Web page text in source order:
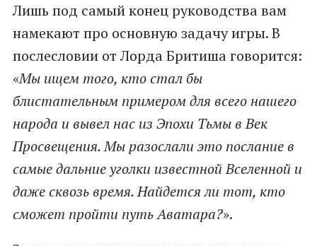
Лишь под самый конец руководства вам
намекают про основную задачу игры. В
послесловии от Лорда Бритиша говорится:
«Мы ищем того, кто стал бы
блистательным примером для всего нашего
народа и вывел нас из Эпохи Тьмы в Век
Просвещения. Мы разослали это послание в
самые дальние уголки известной Вселенной и
даже сквозь время. Найдется ли тот, кто
сможет пройти путь Аватара?».